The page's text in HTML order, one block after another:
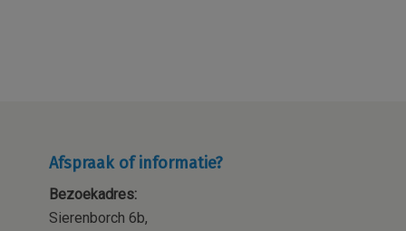
Afspraak of informatie?
Bezoekadres:
Sierenborch 6b,